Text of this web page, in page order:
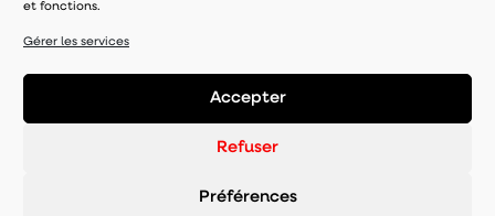
et fonctions.
Gérer les services
Accepter
Refuser
Préférences
05 57 67 92 32